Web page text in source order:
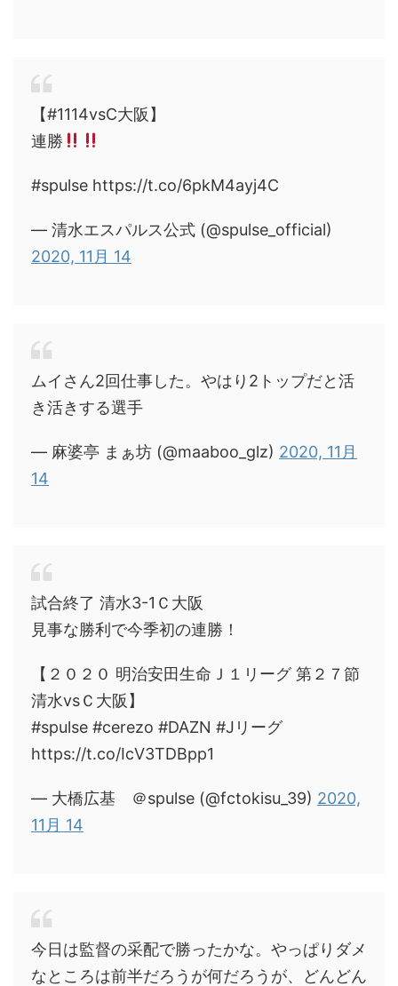
【#1114vsC大阪】
連勝
#spulse https://t.co/6pkM4ayj4C
— 清水エスパルス公式 (@spulse_official)
2020, 11月 14
ムイさん2回仕事した。やはり2トップだと活
き活きする選手
— 麻婆亭 まぁ坊 (@maaboo_glz) 2020, 11月
14
試合終了 清水3-1Ｃ大阪
見事な勝利で今季初の連勝！
【２０２０ 明治安田生命Ｊ１リーグ 第２７節
清水vsＣ大阪】
#spulse #cerezo #DAZN #Jリーグ
https://t.co/IcV3TDBpp1
— 大橋広基 ＠spulse (@fctokisu_39) 2020,
11月 14
今日は監督の采配で勝ったかな。やっぱりダメ
なところは前半だろうが何だろうが、どんどん